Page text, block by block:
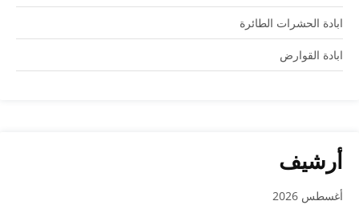
ابادة الحشرات الطائرة
ابادة القوارض
أرشيف
أغسطس 2026